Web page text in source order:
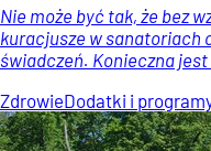
Nie może być tak, że bez
kuracjusze w sanatoriach
świadczeń. Konieczna
ZdrowieDodatki i